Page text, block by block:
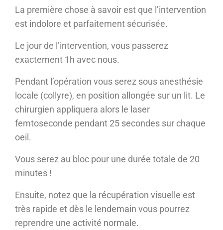
La première chose à savoir est que l’intervention
est indolore et parfaitement sécurisée.
Le jour de l’intervention, vous passerez
exactement 1h avec nous.
Pendant l’opération vous serez sous anesthésie
locale (collyre), en position allongée sur un lit. Le
chirurgien appliquera alors le laser
femtoseconde pendant 25 secondes sur chaque
oeil.
Vous serez au bloc pour une durée totale de 20
minutes !
Ensuite, notez que la récupération visuelle est
très rapide et dès le lendemain vous pourrez
reprendre une activité normale.